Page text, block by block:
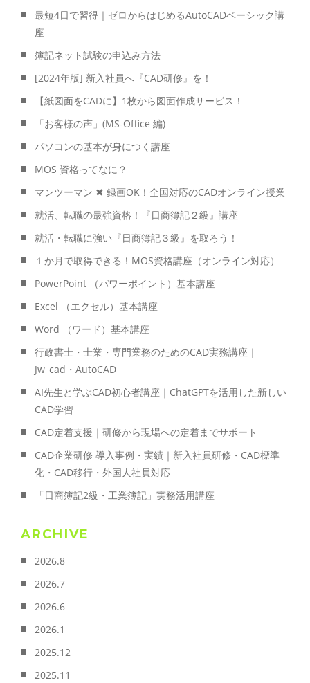
最短4日で習得｜ゼロからはじめるAutoCADベーシック講
座
簿記ネット試験の申込み方法
[2024年版] 新入社員へ『CAD研修』を！
【紙図面をCADに】1枚から図面作成サービス！
「お客様の声」(MS-Office 編)
パソコンの基本が身につく講座
MOS 資格ってなに？
マンツーマン ✖ 録画OK！全国対応のCADオンライン授業
就活、転職の最強資格！『日商簿記２級』講座
就活・転職に強い『日商簿記３級』を取ろう！
１か月で取得できる！MOS資格講座（オンライン対応）
PowerPoint （パワーポイント）基本講座
Excel （エクセル）基本講座
Word （ワード）基本講座
行政書士・士業・専門業務のためのCAD実務講座｜
Jw_cad・AutoCAD
AI先生と学ぶCAD初心者講座｜ChatGPTを活用した新しい
CAD学習
CAD定着支援｜研修から現場への定着までサポート
CAD企業研修 導入事例・実績｜新入社員研修・CAD標準
化・CAD移行・外国人社員対応
「日商簿記2級・工業簿記」実務活用講座
ARCHIVE
2026.8
2026.7
2026.6
2026.1
2025.12
2025.11